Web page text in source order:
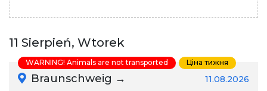
11 Sierpień, Wtorek
Braunschweig → 11.08.2026
WARNING! Animals are not transported Ціна тижня